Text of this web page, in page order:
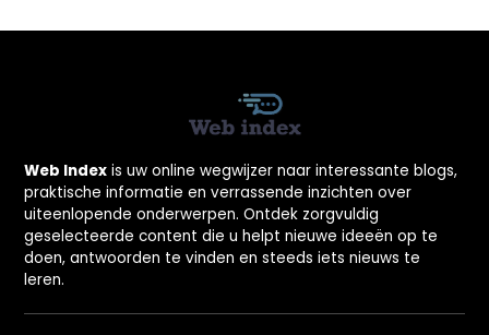
Web Index is uw online wegwijzer naar interessante blogs,
praktische informatie en verrassende inzichten over
uiteenlopende onderwerpen. Ontdek zorgvuldig
geselecteerde content die u helpt nieuwe ideeën op te
doen, antwoorden te vinden en steeds iets nieuws te
leren.